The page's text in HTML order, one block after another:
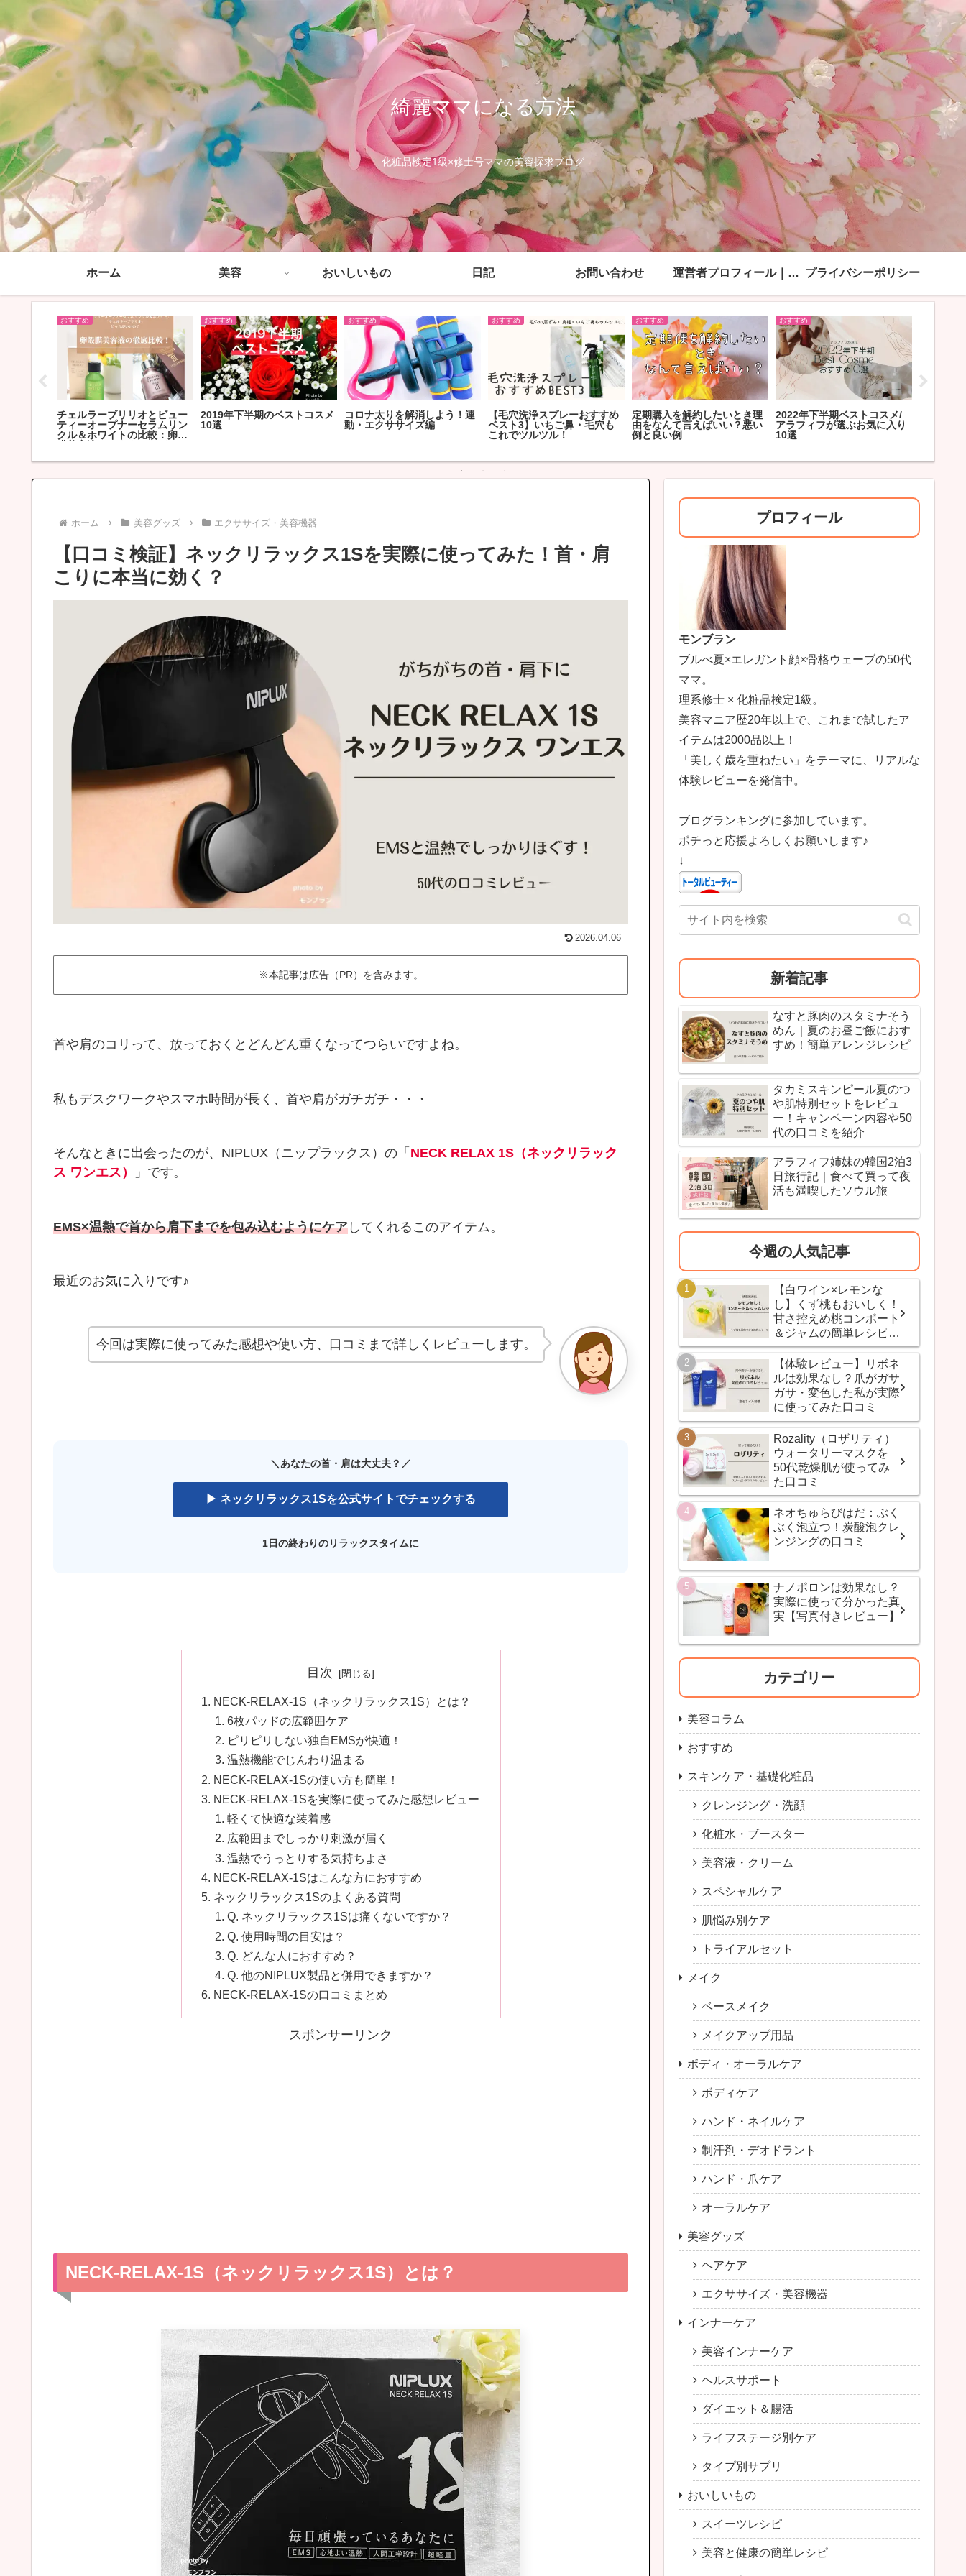
綺麗ママになる方法
化粧品検定1級×修士号ママの美容探求ブログ
ホーム 美容 おいしいもの 日記 お問い合わせ 運営者プロフィール｜「綺麗ママになる方法」モンブラン プライバシーポリシー
おすすめ
40代におすすめのトライアル
セット：お得に試せるスキン
ケア
おすすめ
紫外線を防いで美肌を作ろ
う！忙しい人にもおすすめの
おすすめ
自宅での休日は何して過ご
す？自粛中のGWの過ごし方
おすすめ
2019年上半期のベストコスメ
10選
おすすめ
2023年ベストコスメ/アラフ
ィフが使いたいおすすめ7選
おすすめ
オールインワンジェルの失敗
しない使い方と目的別おすす
め20選
ホーム 美容グッズ エクササイズ・美容機器
【口コミ検証】ネックリラックス1Sを実際に使ってみた！首・肩
こりに本当に効く？
2026.04.06
※本記事は広告（PR）を含みます。
首や肩のコリって、放っておくとどんどん重くなってつらいですよね。
私もデスクワークやスマホ時間が長く、首や肩がガチガチ・・・
そんなときに出会ったのが、NIPLUX（ニップラックス）の「 NECK RELAX 1S（ネックリラック
ス ワンエス）
」です。
EMS×温熱で首から肩下までを包み込むようにケア してくれるこのアイテム。
最近のお気に入りです♪
今回は実際に使ってみた感想や使い方、口コミまで詳しくレビューします。
＼あなたの首・肩は大丈夫？／
▶ ネックリラックス1Sを公式サイトでチェックする
1日の終わりのリラックスタイムに
目次
NECK-RELAX-1S（ネックリラックス1S）とは？
6枚パッドの広範囲ケア
ピリピリしない独自EMSが快適！
温熱機能でじんわり温まる
NECK-RELAX-1Sの使い方も簡単！
NECK-RELAX-1Sを実際に使ってみた感想レビュー
軽くて快適な装着感
広範囲までしっかり刺激が届く
温熱でうっとりする気持ちよさ
NECK-RELAX-1Sはこんな方におすすめ
ネックリラックス1Sのよくある質問
Q. ネックリラックス1Sは痛くないですか？
Q. 使用時間の目安は？
Q. どんな人におすすめ？
Q. 他のNIPLUX製品と併用できますか？
NECK-RELAX-1Sの口コミまとめ
スポンサーリンク
NECK-RELAX-1S（ネックリラックス1S）とは？
プロフィール
モンブラン
ブルべ夏×エレガント顔×骨格ウェーブの50代
ママ。
理系修士 × 化粧品検定1級。
美容マニア歴20年以上で、これまで試したア
イテムは2000品以上！
「美しく歳を重ねたい」をテーマに、リアルな
体験レビューを発信中。
ブログランキングに参加しています。
ポチっと応援よろしくお願いします♪
↓
新着記事
なすと豚肉のスタミナそう
めん｜夏のお昼ご飯におす
すめ！簡単アレンジレシピ
タカミスキンピール夏のつ
や肌特別セットをレビュ
ー！キャンペーン内容や50
代の口コミを紹介
アラフィフ姉妹の韓国2泊3
日旅行記｜食べて買って夜
活も満喫したソウル旅
今週の人気記事
【白ワイン×レモンな
し】くず桃もおいしく！
甘さ控えめ桃コンポート
＆ジャムの簡単レシピ
（桃農家直伝）
【体験レビュー】リボネ
ルは効果なし？爪がガサ
ガサ・変色した私が実際
に使ってみた口コミ
Rozality（ロザリティ）
ウォータリーマスクを
50代乾燥肌が使ってみ
た口コミ
ネオちゅらびはだ：ぶく
ぶく泡立つ！炭酸泡クレ
ンジングの口コミ
ナノポロンは効果なし？
実際に使って分かった真
実【写真付きレビュー】
カテゴリー
美容コラム
おすすめ
スキンケア・基礎化粧品
クレンジング・洗顔
化粧水・ブースター
美容液・クリーム
スペシャルケア
肌悩み別ケア
トライアルセット
メイク
ベースメイク
メイクアップ用品
ボディ・オーラルケア
ボディケア
ハンド・ネイルケア
制汗剤・デオドラント
ハンド・爪ケア
オーラルケア
美容グッズ
ヘアケア
エクササイズ・美容機器
インナーケア
美容インナーケア
ヘルスサポート
ダイエット＆腸活
ライフステージ別ケア
タイプ別サプリ
おいしいもの
スイーツレシピ
美容と健康の簡単レシピ